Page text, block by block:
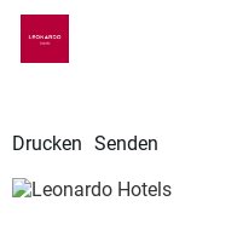
Drucken Senden